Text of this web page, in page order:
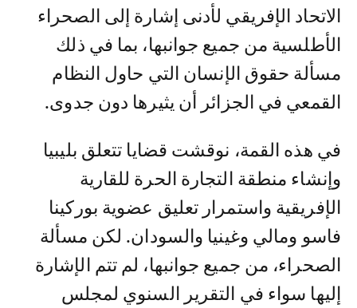
الاتحاد الإفريقي لأدنى إشارة إلى الصحراء
الأطلسية من جميع جوانبها، بما في ذلك
مسألة حقوق الإنسان التي حاول النظام
القمعي في الجزائر أن يثيرها دون جدوى.
في هذه القمة، نوقشت قضايا تتعلق بليبيا
وإنشاء منطقة التجارة الحرة للقارية
الإفريقية واستمرار تعليق عضوية بوركينا
فاسو ومالي وغينيا والسودان. لكن مسألة
الصحراء، من جميع جوانبها، لم تتم الإشارة
إليها سواء في التقرير السنوي لمجلس